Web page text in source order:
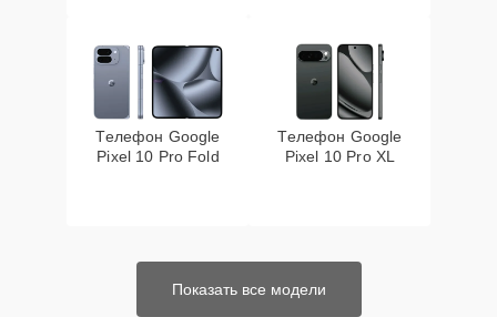
Телефон Google
Pixel 10 Pro Fold
Телефон Google
Pixel 10 Pro XL
Показать все модели